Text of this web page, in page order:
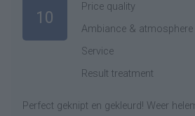
10
Price quality
Ambiance & atmosphere
Service
Result treatment
Perfect geknipt en gekleurd! Weer